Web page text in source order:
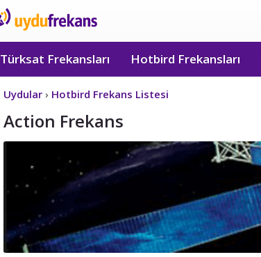
Türksat Frekansları Hotbird Frekansları
Uydular › Hotbird Frekans Listesi
Action Frekans